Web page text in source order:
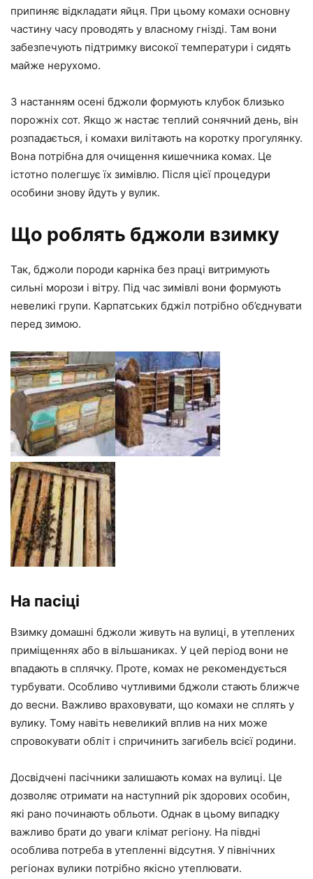
припиняє відкладати яйця. При цьому комахи основну
частину часу проводять у власному гнізді. Там вони
забезпечують підтримку високої температури і сидять
майже нерухомо.
З настанням осені бджоли формують клубок близько
порожніх сот. Якщо ж настає теплий сонячний день, він
розпадається, і комахи вилітають на коротку прогулянку.
Вона потрібна для очищення кишечника комах. Це
істотно полегшує їх зимівлю. Після цієї процедури
особини знову йдуть у вулик.
Що роблять бджоли взимку
Так, бджоли породи карніка без праці витримують
сильні морози і вітру. Під час зимівлі вони формують
невеликі групи. Карпатських бджіл потрібно об’єднувати
перед зимою.
На пасіці
Взимку домашні бджоли живуть на вулиці, в утеплених
приміщеннях або в вільшаниках. У цей період вони не
впадають в сплячку. Проте, комах не рекомендується
турбувати. Особливо чутливими бджоли стають ближче
до весни. Важливо враховувати, що комахи не сплять у
вулику. Тому навіть невеликий вплив на них може
спровокувати обліт і спричинить загибель всієї родини.
Досвідчені пасічники залишають комах на вулиці. Це
дозволяє отримати на наступний рік здорових особин,
які рано починають обльоти. Однак в цьому випадку
важливо брати до уваги клімат регіону. На півдні
особлива потреба в утепленні відсутня. У північних
регіонах вулики потрібно якісно утеплювати.